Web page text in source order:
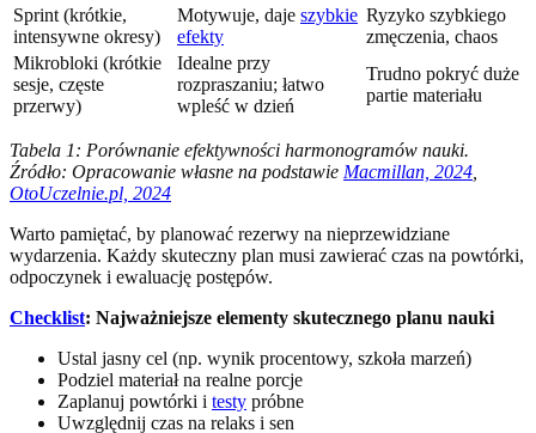
Sprint (krótkie,
intensywne okresy)
Motywuje, daje szybkie
efekty
Ryzyko szybkiego
zmęczenia, chaos
Mikrobloki (krótkie
sesje, częste
przerwy)
Idealne przy
rozpraszaniu; łatwo
wpleść w dzień
Trudno pokryć duże
partie materiału
Tabela 1: Porównanie efektywności harmonogramów nauki.
Źródło: Opracowanie własne na podstawie Macmillan, 2024
OtoUczelnie.pl, 2024
Warto pamiętać, by planować rezerwy na nieprzewidziane
wydarzenia. Każdy skuteczny plan musi zawierać czas na powtórki,
odpoczynek i ewaluację postępów.
Checklist: Najważniejsze elementy skutecznego planu nauki
Ustal jasny cel (np. wynik procentowy, szkoła marzeń)
Podziel materiał na realne porcje
Zaplanuj powtórki i testy próbne
Uwzględnij czas na relaks i sen